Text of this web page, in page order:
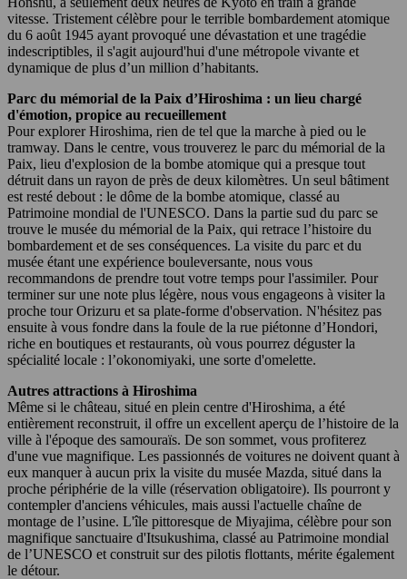
vitesse. Tristement célèbre pour le terrible bombardement atomique
du 6 août 1945 ayant provoqué une dévastation et une tragédie
indescriptibles, il s'agit aujourd'hui d'une métropole vivante et
dynamique de plus d’un million d’habitants.
Parc du mémorial de la Paix d’Hiroshima : un lieu chargé
d'émotion, propice au recueillement
Pour explorer Hiroshima, rien de tel que la marche à pied ou le
tramway. Dans le centre, vous trouverez le parc du mémorial de la
Paix, lieu d'explosion de la bombe atomique qui a presque tout
détruit dans un rayon de près de deux kilomètres. Un seul bâtiment
est resté debout : le dôme de la bombe atomique, classé au
Patrimoine mondial de l'UNESCO. Dans la partie sud du parc se
trouve le musée du mémorial de la Paix, qui retrace l’histoire du
bombardement et de ses conséquences. La visite du parc et du
musée étant une expérience bouleversante, nous vous
recommandons de prendre tout votre temps pour l'assimiler. Pour
terminer sur une note plus légère, nous vous engageons à visiter la
proche tour Orizuru et sa plate-forme d'observation. N'hésitez pas
ensuite à vous fondre dans la foule de la rue piétonne d’Hondori,
riche en boutiques et restaurants, où vous pourrez déguster la
spécialité locale : l’okonomiyaki, une sorte d'omelette.
Autres attractions à Hiroshima
Même si le château, situé en plein centre d'Hiroshima, a été
entièrement reconstruit, il offre un excellent aperçu de l’histoire de la
ville à l'époque des samouraïs. De son sommet, vous profiterez
d'une vue magnifique. Les passionnés de voitures ne doivent quant à
eux manquer à aucun prix la visite du musée Mazda, situé dans la
proche périphérie de la ville (réservation obligatoire). Ils pourront y
contempler d'anciens véhicules, mais aussi l'actuelle chaîne de
montage de l’usine. L'île pittoresque de Miyajima, célèbre pour son
magnifique sanctuaire d'Itsukushima, classé au Patrimoine mondial
de l’UNESCO et construit sur des pilotis flottants, mérite également
le détour.